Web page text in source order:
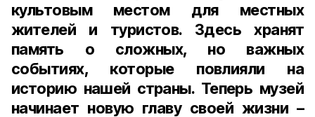
культовым местом для местных
жителей и туристов. Здесь хранят
память о сложных, но важных
событиях, которые повлияли на
историю нашей страны. Теперь музей
начинает новую главу своей жизни –